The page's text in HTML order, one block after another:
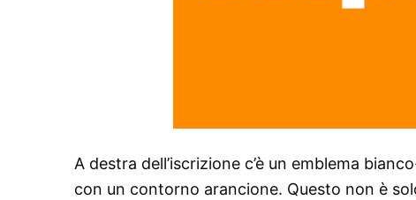
A destra dell’iscrizione c’è un emblema
con un contorno arancione. Questo non è